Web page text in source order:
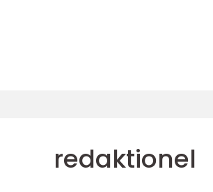
redaktionel